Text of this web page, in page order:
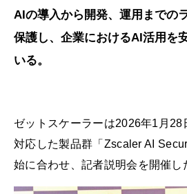
AIの導入から開発、運用までの
保護し、企業におけるAI活用を
いる。
ゼットスケーラーは2026年1月28
対応した製品群「Zscaler AI
始に合わせ、記者説明会を開催し